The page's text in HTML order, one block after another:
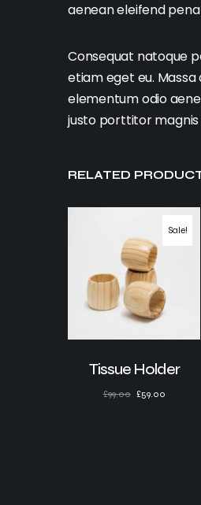
aenean eleifend
Consequat natoque
etiam eget eu.
elementum odio
justo porttitor
RELATED
Sale!
Tissue Holder
£99.00 £59.00